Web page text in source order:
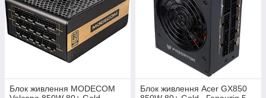
Блок живлення MODECOM
Блок живлення Acer GX850